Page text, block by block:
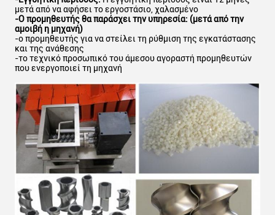
μετά από να αφήσει το εργοστάσιο, χαλασμένο
-Ο προμηθευτής θα παράσχει την υπηρεσία: (μετά από την
αμοιβή η μηχανή)
-ο προμηθευτής για να στείλει τη ρύθμιση της εγκατάστασης
και της ανάθεσης
-το τεχνικό προσωπικό του άμεσου αγοραστή προμηθευτών
που ενεργοποιεί τη μηχανή